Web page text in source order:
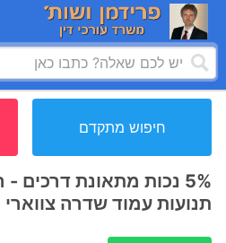
חיפוש מתקדם
5% נכות מתאונת
תנועות עמוד שדרה צווארי